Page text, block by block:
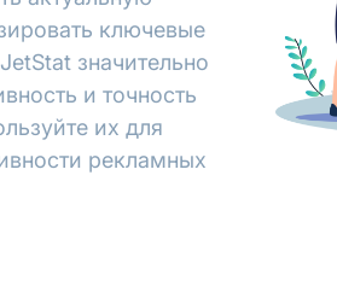
ключевые
значительно
и точность
их для
рекламных